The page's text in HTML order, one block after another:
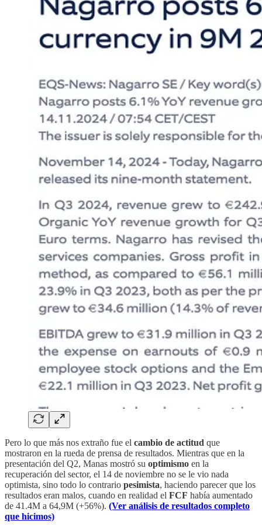
Pero lo que más nos extraño fue el cambio de actitud que
mostraron en la rueda de prensa de resultados. Mientras que en la
presentación del Q2, Manas mostró su optimismo en la
recuperación del sector, el 14 de noviembre no se le vio nada
optimista, sino todo lo contrario pesimista, haciendo parecer que los
resultados eran malos, cuando en realidad el FCF había aumentado
de 41.4M a 64,9M (+56%). (Ver análisis de resultados completo
que hicimos)